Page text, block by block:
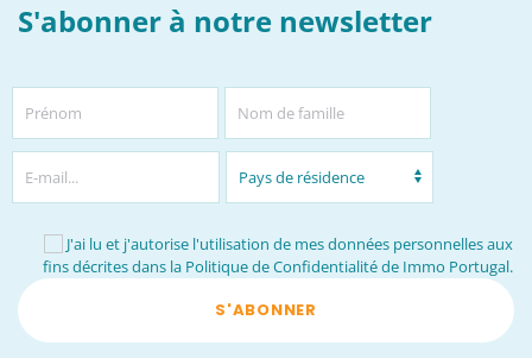
S'abonner à notre newsletter
J'ai lu et j'autorise l'utilisation de mes données personnelles aux
fins décrites dans la Politique de Confidentialité de Immo Portugal.
S'ABONNER